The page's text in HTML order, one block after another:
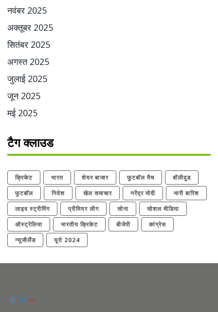
नवंबर 2025
अक्तूबर 2025
सितंबर 2025
अगस्त 2025
जुलाई 2025
जून 2025
मई 2025
टैग क्लाउड
क्रिकेट भारत शेयर बाजार फुटबॉल मैच
बॉलीवुड
फुटबॉल
निवेश खेल समाचार नरेंद्र मोदी
भारी बारिश
लाइव स्ट्रीमिंग
प्रीमियर लीग सोना
सोशल मीडिया
ऑस्ट्रेलिया
भारतीय क्रिकेट बीजेपी
कांग्रेस
न्यूजीलैंड
यूरो 2024